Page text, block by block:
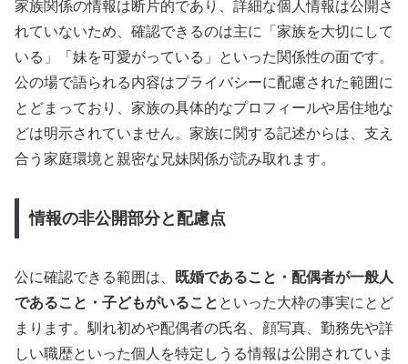
家族関係の情報は断片的であり、詳細な個人情報は公開さ
れていないため、確認できるのは主に「家族を大切にして
いる」「妹を可愛がっている」といった関係性の面です。
公の場で語られる内容はプライバシーに配慮された範囲に
とどまっており、家族の具体的なプロフィールや居住地な
どは明示されていません。家族に関する記述からは、支え
合う家庭環境と親密な兄妹関係が読み取れます。
情報の非公開部分と配慮点
公に確認できる範囲は、
既婚であること・配偶者が一般人
であること・子どもがいること といった大枠の事実にとど
まります。馴れ初めや配偶者の氏名、顔写真、勤務先や詳
しい職歴といった個人を特定しうる情報は公開されていま